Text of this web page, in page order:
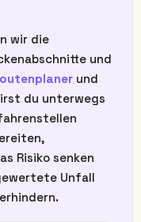
wir die
und
und
du unterwegs
Risiko senken
Unfall